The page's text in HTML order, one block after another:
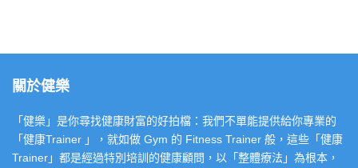
關於健樂
「健樂」是你尋找健康財富的好拍檔：我們不單能提供給你專業的
「健康Trainer 」，就如做 Gym 的 Fitness Trainer 般，這些「健康
Trainer」都是經過特別培訓的健康顧問，以「整體療法」為根本，